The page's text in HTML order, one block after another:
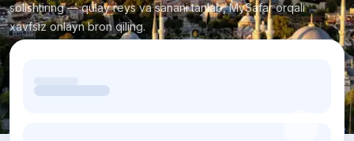
solishtiring — qulay reys va sanani tanlab, MySafar orqali
xavfsiz onlayn bron qiling.